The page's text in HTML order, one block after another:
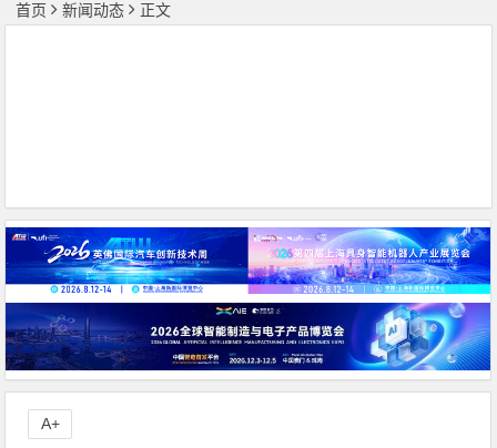
首页 新闻动态 正文
A+